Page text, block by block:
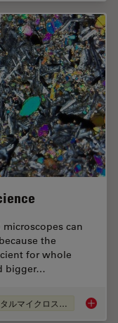
can
the
for whole
bigger…
デジタルマイクロスコープ Digital